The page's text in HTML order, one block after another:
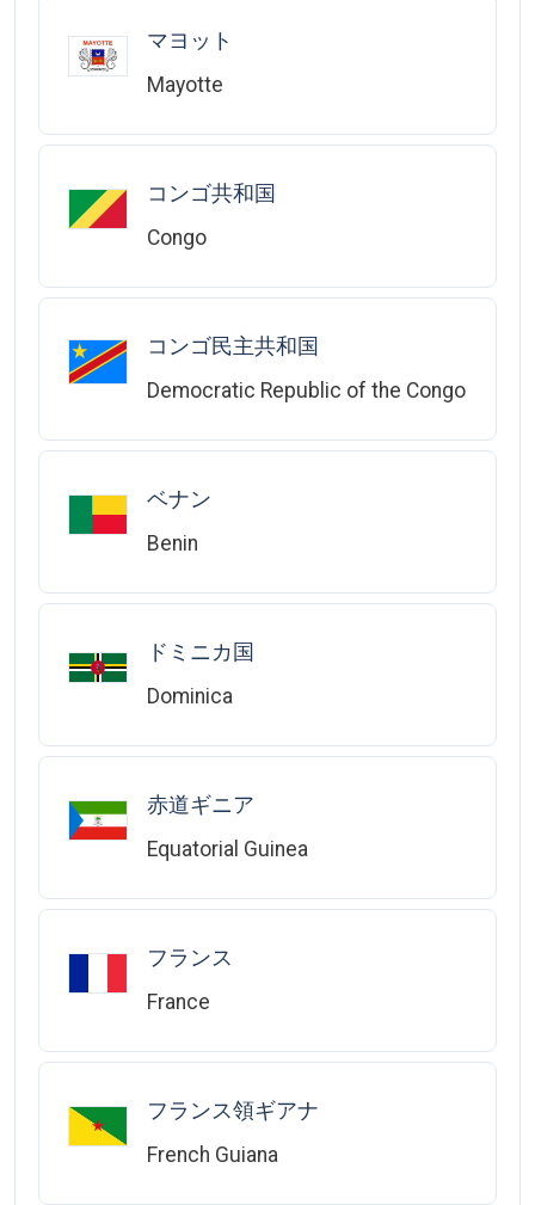
マヨット
Mayotte
コンゴ共和国
Congo
コンゴ民主共和国
Democratic Republic of the Congo
ベナン
Benin
ドミニカ国
Dominica
赤道ギニア
Equatorial Guinea
フランス
France
フランス領ギアナ
French Guiana